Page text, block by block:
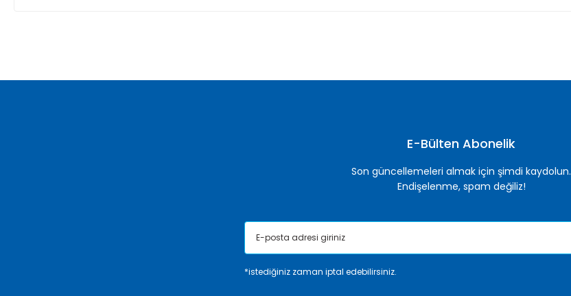
E-Bülten Abonelik
Son güncellemeleri almak için şimdi kaydolun.
Endişelenme, spam değiliz!
*istediğiniz zaman iptal edebilirsiniz.